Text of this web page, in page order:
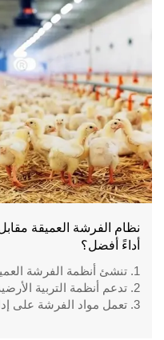
نظام الفرشة العميقة
أداءً أفضل؟
1. تنشئ أنظمة الفرشة العميقة بيئات متوازنة لإيواء الدواجن
2. تدعم أنظمة التربية الأرضية أنماطًا منظمة لحركة الطيور
3. تعمل مواد الفرشة على